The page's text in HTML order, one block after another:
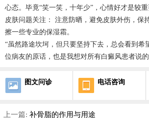
心态。毕竟“笑一笑，十年少”，心情好才是较重
皮肤问题关注： 注意防晒，避免皮肤外伤，保
擦一些专业的保湿霜。
“虽然路途坎坷，但只要坚持下去，总会看到希
位病友的原话，也是我想对所有白癜风患者说的
图文问诊 电话咨询
上一篇: 补骨脂的作用与用途